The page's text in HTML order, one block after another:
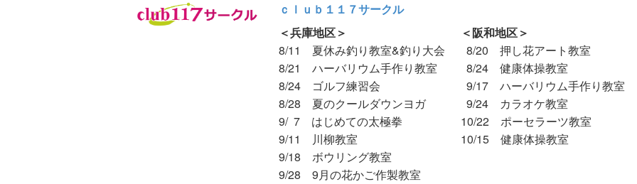
ｃｌｕｂ１１７サークル
＜兵庫地区＞
8/11 夏休み釣り教室&釣り大会
8/21 ハーバリウム手作り教室
8/24 ゴルフ練習会
8/28 夏のクールダウンヨガ
9/ 7 はじめての太極拳
9/11 川柳教室
9/18 ボウリング教室
9/28 9月の花かご作製教室
＜阪和地区＞
8/20 押し花アート教室
8/24 健康体操教室
9/17 ハーバリウム手作り教室
9/24 カラオケ教室
10/22 ポーセラーツ教室
10/15 健康体操教室